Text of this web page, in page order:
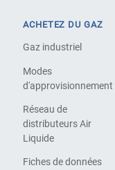
ACHETEZ DU GAZ
Gaz industriel
Modes
d'approvisionnement
Réseau de
distributeurs Air
Liquide
Fiches de données